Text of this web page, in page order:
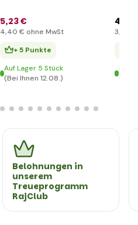
5,23 €
4,40 € ohne MwSt
+ 5 Punkte
Auf Lager 5 Stück
(Bei Ihnen 12.08.)
4
3,98 €
(Bei
Belohnungen in
unserem
Treueprogramm
RajClub